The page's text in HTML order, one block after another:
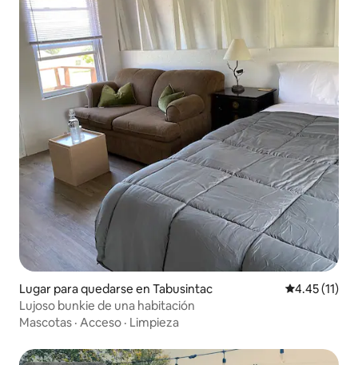
Lugar para quedarse en Tabusintac Calificación
4.45 (11)
Lujoso bunkie de una habitación
Mascotas · Acceso · Limpieza